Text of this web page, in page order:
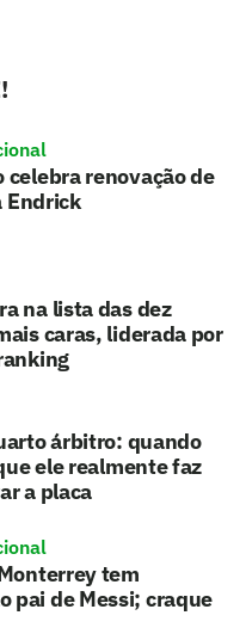
celebra renovação de
Endrick
na lista das dez
caras, liderada por
árbitro: quando
ele realmente faz
a placa
tem
pai de Messi; craque